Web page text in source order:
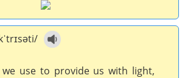
we use to provide us with light,